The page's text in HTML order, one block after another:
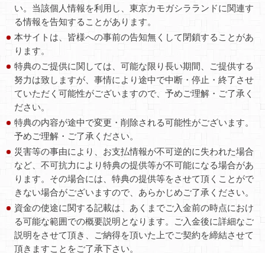
い。当該個人情報を利用し、東京カモガシラランドに関連す
る情報を告知することがあります。
本サイトは、皆様への事前の告知無くして閉鎖することがあ
ります。
特典のご提供に関しては、可能な限り長い期間、ご提供する
努力は致しますが、事情により途中で中断・停止・終了させ
ていただく可能性がございますので、予めご理解・ご了承く
ださい。
特典の内容が途中で変更・削除される可能性がございます。
予めご理解・ご了承ください。
災害等の事由により、お支払情報が不可逆的に失われた場合
など、不可抗力により特典の提供等が不可能になる場合があ
ります。その場合には、特典の提供等をさせて頂くことがで
きない場合がございますので、あらかじめご了承ください。
資金の使途に関する記載は、あくまでご入金前の時点におけ
る可能な範囲での概要説明となります。ご入金後に詳細なご
説明をさせて頂き、ご納得を頂いた上でご契約を締結させて
頂きますことをご了承下さい。